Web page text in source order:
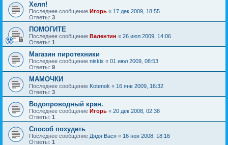
Хелп!
Последнее сообщение Игорь « 17 дек 2009, 18:55
Ответы: 3
ПОМОГИТЕ
Последнее сообщение Валентин « 26 июл 2009, 14:06
Ответы: 1
Магазин пиротехники
Последнее сообщение niskix « 01 июл 2009, 08:53
Ответы: 9
МАМОЧКИ
Последнее сообщение Kotenok « 16 янв 2009, 16:32
Ответы: 3
Водопроводный кран.
Последнее сообщение Игорь « 20 дек 2008, 02:38
Ответы: 1
Способ похудеть
Последнее сообщение Дядя Вася « 16 ноя 2008, 18:16
Ответы: 1